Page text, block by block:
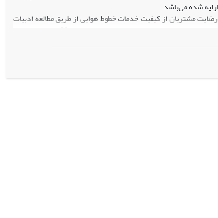
شده می‌باشد.
مشتریان از کیفیت خدمات خطوط هوایی از طریق مطالعه ادبیات
به‌روز بودن هواپیما و قیمت بلیت بالاترین وزن را داشتند. شرکت‌های
در بررسی روابط بین مولفه‌ها، مدرن و به‌روز بودن هواپیما